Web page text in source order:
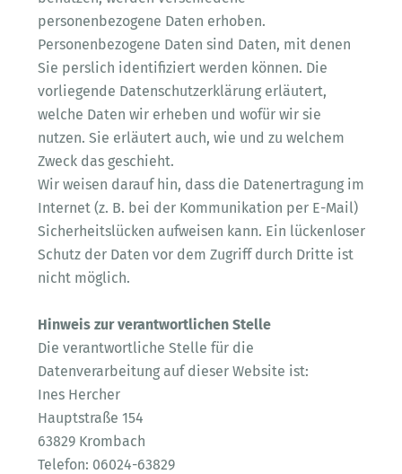
personenbezogene Daten erhoben.
Personenbezogene Daten sind Daten, mit denen
Sie perslich identifiziert werden können. Die
vorliegende Datenschutzerklärung erläutert,
welche Daten wir erheben und wofür wir sie
nutzen. Sie erläutert auch, wie und zu welchem
Zweck das geschieht.
Wir weisen darauf hin, dass die Datenertragung im
Internet (z. B. bei der Kommunikation per E-Mail)
Sicherheitslücken aufweisen kann. Ein lückenloser
Schutz der Daten vor dem Zugriff durch Dritte ist
nicht möglich.
Hinweis zur verantwortlichen Stelle
Die verantwortliche Stelle für die
Datenverarbeitung auf dieser Website ist:
Ines Hercher
Hauptstraße 154
63829 Krombach
Telefon: 06024-63829